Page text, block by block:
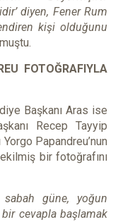
diyen, Fener Rum
kişi olduğunu
FOTOĞRAFIYLA
Başkanı Aras ise
Recep Tayyip
Papandreu’nun
bir fotoğrafını
sabah güne, yoğun
cevapla başlamak